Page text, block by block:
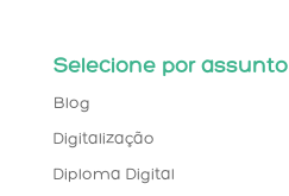
Selecione por assunto
Blog
Digitalização
Diploma Digital